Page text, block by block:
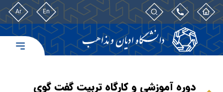
En
Ar
دوره آموزشی و کارگاه تربیت گفت گوی